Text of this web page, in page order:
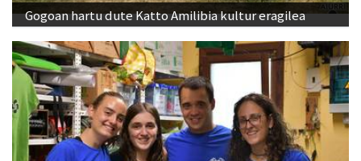
Gogoan hartu dute Katto Amilibia kultur eragilea